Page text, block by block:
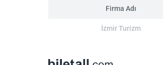
Firma Adı
İzmir Turizm